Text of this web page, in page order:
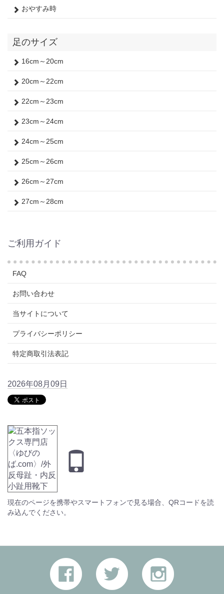
おやすみ時
足のサイズ
16cm～20cm
20cm～22cm
22cm～23cm
23cm～24cm
24cm～25cm
25cm～26cm
26cm～27cm
27cm～28cm
ご利用ガイド
FAQ
お問い合わせ
当サイトについて
プライバシーポリシー
特定商取引法表記
2026年08月09日
現在のページを携帯やスマートフォンで見る場合、QRコードを読
み込んでください。